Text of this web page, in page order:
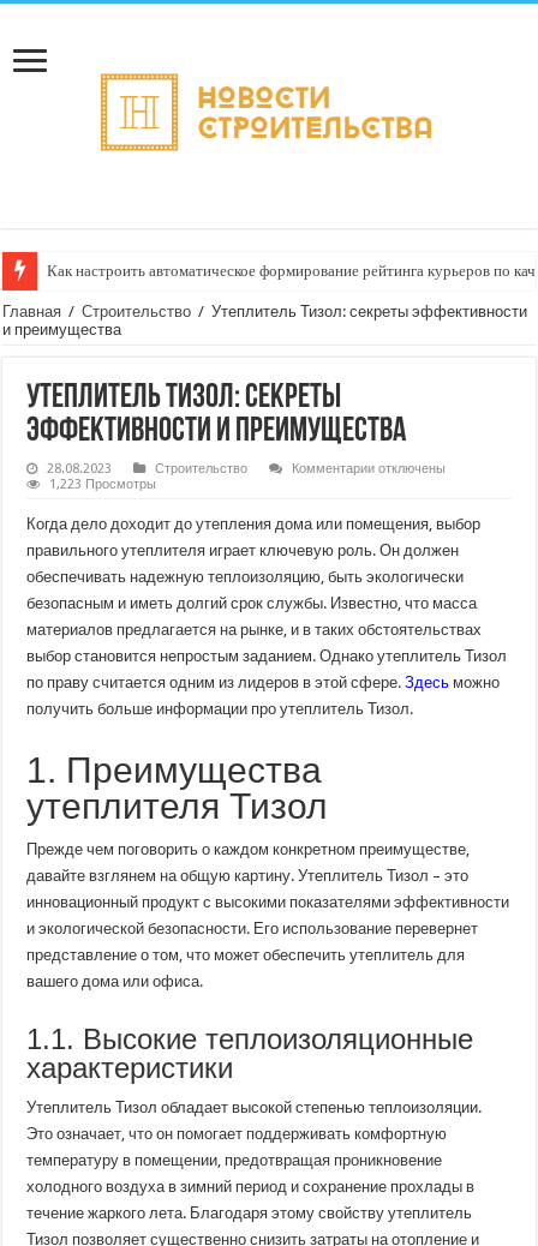
Как настроить автоматическое формирование рейтинга курьеров по
Главная / Строительство / Утеплитель Тизол: секреты эффективности
и преимущества
Утеплитель Тизол: секреты
эффективности и преимущества
28.08.2023 Строительство Комментариик
секреты
эффективности
и
преимущества
отключены
1,223 Просмотры
Когда дело доходит до утепления дома или помещения, выбор
правильного утеплителя играет ключевую роль. Он должен
обеспечивать надежную теплоизоляцию, быть экологически
безопасным и иметь долгий срок службы. Известно, что масса
материалов предлагается на рынке, и в таких обстоятельствах
выбор становится непростым заданием. Однако утеплитель Тизол
по праву считается одним из лидеров в этой сфере.Здесь можно
получить больше информации про утеплитель Тизол.
1. Преимущества
утеплителя Тизол
Прежде чем поговорить о каждом конкретном преимуществе,
давайте взглянем на общую картину. Утеплитель Тизол – это
инновационный продукт с высокими показателями эффективности
и экологической безопасности. Его использование перевернет
представление о том, что может обеспечить утеплитель для
вашего дома или офиса.
1.1. Высокие теплоизоляционные
характеристики
Утеплитель Тизол обладает высокой степенью теплоизоляции.
Это означает, что он помогает поддерживать комфортную
температуру в помещении, предотвращая проникновение
холодного воздуха в зимний период и сохранение прохлады в
течение жаркого лета. Благодаря этому свойству утеплитель
Тизол позволяет существенно снизить затраты на отопление и